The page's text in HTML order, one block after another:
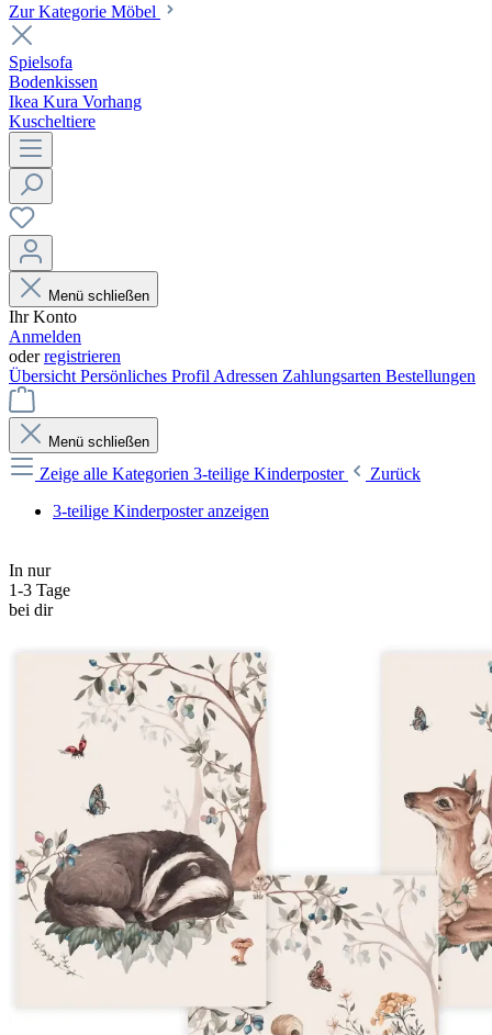
Zur Kategorie Möbel
Spielsofa
Bodenkissen
Ikea Kura Vorhang
Kuscheltiere
Menü schließen
Ihr Konto
Anmelden
oderregistrieren
Übersicht Persönliches Profil Adressen Zahlungsarten Bestellungen
Menü schließen
Zeige alle Kategorien 3-teilige Kinderposter
Zurück
3-teilige Kinderposter anzeigen
In nur
1-3 Tage
bei dir